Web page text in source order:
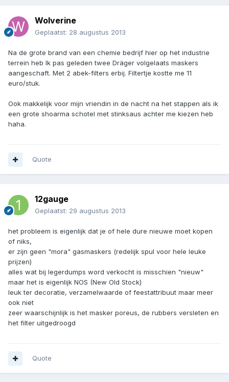
Wolverine
Geplaatst: 28 augustus 2013
Na de grote brand van een chemie bedrijf hier op het industrie
terrein heb Ik pas geleden twee Dräger volgelaats maskers
aangeschaft. Met 2 abek-filters erbij. Filtertje kostte me 11
euro/stuk.
Ook makkelijk voor mijn vriendin in de nacht na het stappen als ik
een grote shoarma schotel met stinksaus achter me kiezen heb
haha.
Quote
12gauge
Geplaatst: 29 augustus 2013
het probleem is eigenlijk dat je of hele dure nieuwe moet kopen
of niks,
er zijn geen "mora" gasmaskers (redelijk spul voor hele leuke
prijzen)
alles wat bij legerdumps word verkocht is misschien "nieuw"
maar het is eigenlijk NOS (New Old Stock)
leuk ter decoratie, verzamelwaarde of feestattribuut maar meer
ook niet
zeer waarschijnlijk is het masker poreus, de rubbers versleten en
het filter uitgedroogd
Quote